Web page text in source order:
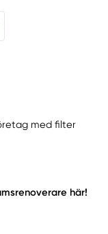
med filter
här!